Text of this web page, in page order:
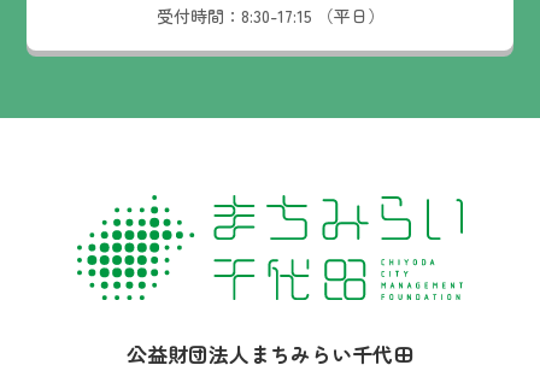
受付時間： 8:30-17:15 （平日）
社名：
公益財団法人まちみらい千代田